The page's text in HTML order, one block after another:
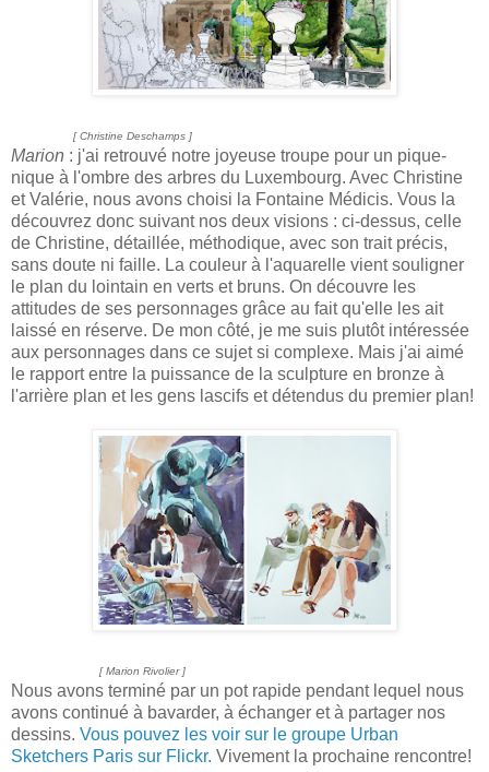
[ Christine Deschamps ]
Marion : j'ai retrouvé notre joyeuse troupe pour un pique-
nique à l'ombre des arbres du Luxembourg. Avec Christine
et Valérie, nous avons choisi la Fontaine Médicis. Vous la
découvrez donc suivant nos deux visions : ci-dessus, celle
de Christine, détaillée, méthodique, avec son trait précis,
sans doute ni faille. La couleur à l'aquarelle vient souligner
le plan du lointain en verts et bruns. On découvre les
attitudes de ses personnages grâce au fait qu'elle les ait
laissé en réserve. De mon côté, je me suis plutôt intéressée
aux personnages dans ce sujet si complexe. Mais j'ai aimé
le rapport entre la puissance de la sculpture en bronze à
l'arrière plan et les gens lascifs et détendus du premier plan!
[ Marion Rivolier ]
Nous avons terminé par un pot rapide pendant lequel nous
avons continué à bavarder, à échanger et à partager nos
dessins. Vous pouvez les voir sur le groupe Urban
Sketchers Paris sur Flickr. Vivement la prochaine rencontre!